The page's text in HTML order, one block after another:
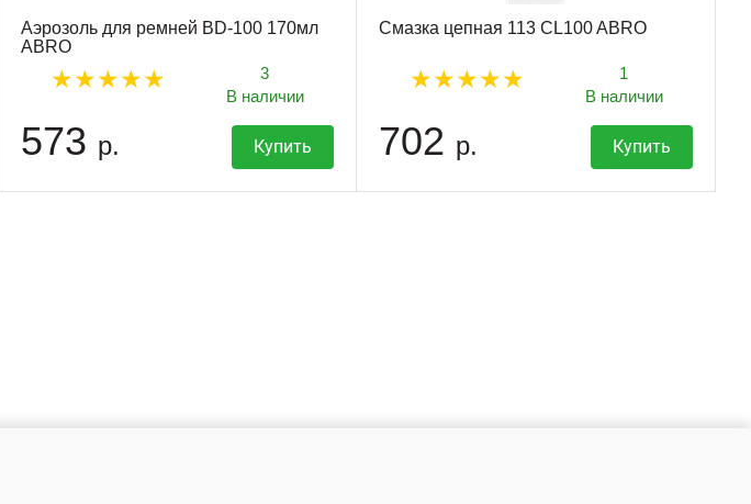
Аэрозоль для ремней BD-100 170мл
ABRO
3
В наличии
573 р. Купить
Смазка цепная 113 CL100 ABRO
1
В наличии
702 р. Купить